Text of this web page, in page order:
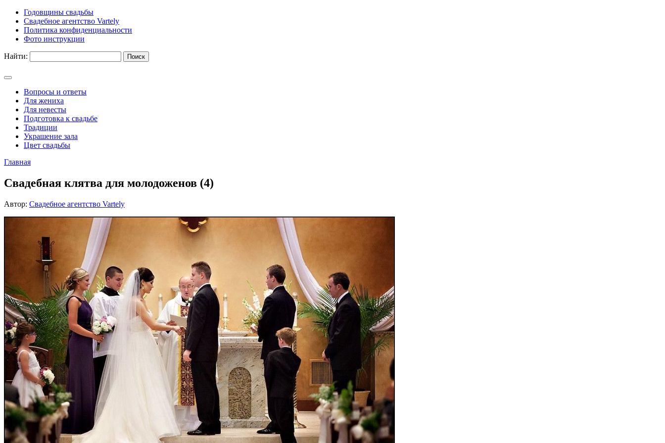
Годовщины свадьбы
Свадебное агентство Vartely
Политика конфиденциальности
Фото инструкции
Найти:
Вопросы и ответы
Для жениха
Для невесты
Подготовка к свадьбе
Традиции
Украшение зала
Цвет свадьбы
Главная
Свадебная клятва для молодоженов (4)
Автор: Свадебное агентство Vartely